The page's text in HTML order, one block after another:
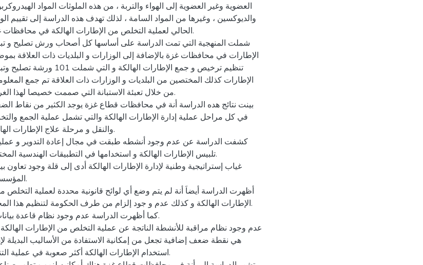
العضوية وغير العضوية إلى الهواء والتربة ، من هذه الملوثات المواد
والديوكسين ، وغيرها من المواد السامة ، لذلك تهدف هذه الدراسة إلى تقييم
الحالي لعملية التخلص من الإطارات الهالكة في محافظات
شملت المنهجية التي تمت الدراسة على أساسها كل أصحاب ورش تصليح و
الإطارات في محافظات غزة بالإضافة إلى الوزارات و البلديات ذات العلاقة
تنظيم ترخيص و جمع الإطارات الهالكة و التي شملت 101
الإطارات كذلك المختصين من البلديات و الوزارات ذات العلاقة تم جمع
من خلال تعبئة الاستبانة التي صممت خصيصا لهذا
بينت نتائج هده الدراسة أنة في محافظات قطاع غزة يوجد الكثير من نقاط
في كل مراحل عملية إدارة الإطارات الهالكة والتي تشمل عملية الجمع
والنقل و مرحلة علاج الإطارات
تلبيس الإطارات الهالكة و استخدامها في التطبيقات الهندسية
الإطارات الهالكة و كذلك عدم و جود إلزام من طرف الحكومة لتنظيم هذا
هي نقطة ضعف إضافية تجعل من إمكانية الاستفادة من الأساليب البديلة
استخدام الإطارات الهالكة أكثر صعوبة في عملية